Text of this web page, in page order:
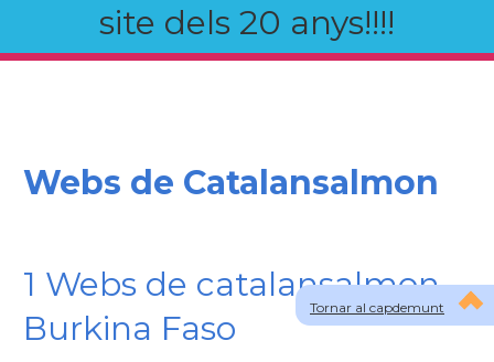
site dels 20 anys!!!!
Tornar al capdemunt
Webs de Catalansalmon
1 Webs de catalansalmon
Burkina Faso